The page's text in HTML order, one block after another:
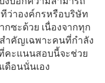
ว่าองค์กรหรือบริษัท
ซะด้วย เนื่องจากทุก
ำคัญเฉพาะคนที่กำลัง
คะแนนสอบนี้จะช่วย
ดือนนั่นเอง